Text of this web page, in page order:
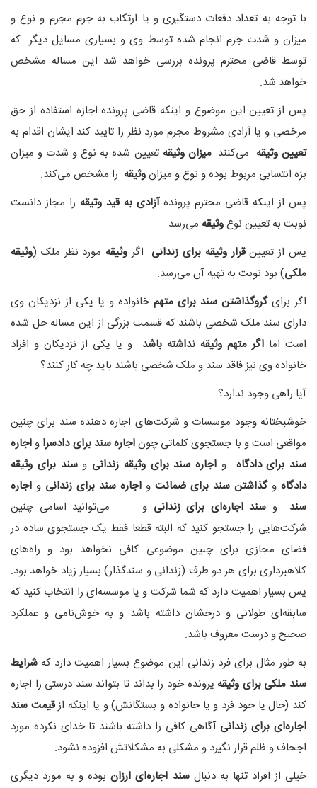
با توجه به تعداد دفعات دستگیری و یا ارتکاب به جرم مجرم و نوع و
میزان و شدت جرم انجام شده توسط وی و بسیاری مسایل دیگر که
توسط قاضی محترم پرونده بررسی خواهد شد این مساله مشخص
خواهد شد.
پس از تعیین این موضوع و اینکه قاضی پرونده اجازه استفاده از حق
مرخصی و یا آزادی مشروط مجرم مورد نظر را تایید کند ایشان اقدام به
تعیین وثیقه می‌کنند.میزان وثیقهتعیین شده به نوع و شدت و میزان
بزه انتسابی مربوط بوده و نوع و میزانوثیقه را مشخص می‌کند.
پس از اینکه قاضی محترم پروندهآزادی به قید وثیقه را مجاز دانست
نوبت به تعیین نوعوثیقه می‌رسد.
پس از تعیینقرار وثیقه برای زندانی اگر وثیقه مورد نظر ملک (وثیقه
ملکی) بود نوبت به تهیه آن می‌رسد.
اگر برایگروگذاشتن سند برای متهم خانواده و یا یکی از نزدیکان وی
دارای سند ملک شخصی باشند که قسمت بزرگی از این مساله حل شده
است اما اگر متهم وثیقه نداشته باشد و یا یکی از نزدیکان و افراد
خانواده وی نیز فاقد سند و ملک شخصی باشند باید چه کار کنند؟
آیا راهی وجود ندارد؟
خوشبختانه وجود موسسات و شرکت‌های اجاره دهنده سند برای چنین
مواقعی است و با جستجوی کلماتی چوناجاره سند برای دادسرا واجاره
سند برای دادگاه و اجاره سند برای وثیقه زندانی وسند برای وثیقه
دادگاه وگذاشتن سند برای ضمانت و اجاره سند برای زندانی و اجاره
سند
و سند اجاره‌ای برای زندانی و . . . می‌توانید اسامی چنین
شرکت‌هایی را جستجو کنید که البته قطعا فقط یک جستجوی ساده در
فضای مجازی برای چنین موضوعی کافی نخواهد بود و راه‌های
کلاهبرداری برای هر دو طرف (زندانی و سندگذار) بسیار زیاد خواهد بود.
پس بسیار اهمیت دارد که شما شرکت و یا موسسه‌ای را انتخاب کنید که
سابقه‌ای طولانی و درخشان داشته باشد و به خوش‌نامی و عملکرد
صحیح و درست معروف باشد.
به طور مثال برای فرد زندانی این موضوع بسیار اهمیت دارد که شرایط
سند ملکی برای وثیقه پرونده خود را بداند تا بتواند سند درستی را اجاره
کند (حال یا خود فرد و یا خانواده و بستگانش) و یا اینکه ازقیمت سند
اجاره‌ای برای زندانیآگاهی کافی را داشته باشند تا خدای نکرده مورد
اجحاف و ظلم قرار نگیرد و مشکلی به مشکلاتش افزوده نشود.
خیلی از افراد تنها به دنبالسند اجاره‌ای ارزان بوده و به مورد دیگری